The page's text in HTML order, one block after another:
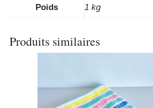
Poids 1 kg
Produits similaires